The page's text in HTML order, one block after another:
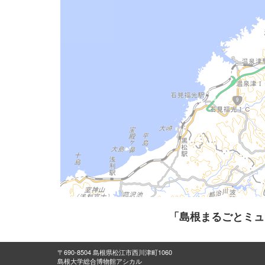
「島根まるごとミ
〒690-8504 島根県松江市西川津町1060
島根大学総合博物館アシカル